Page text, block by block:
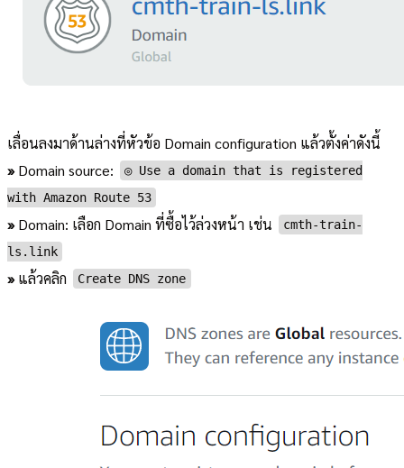
เลื่อนลงมาด้านล่างที่หัวข้อ Domain configuration แล้วตั้งค่าดังนี้
»Domain source:
◎ Use a domain that is registered
with Amazon Route 53
»Domain: เลือก Domain ที่ซื้อไว้ล่วงหน้า เช่น
cmth-train-
ls.link
»แล้วคลิก Create DNS zone